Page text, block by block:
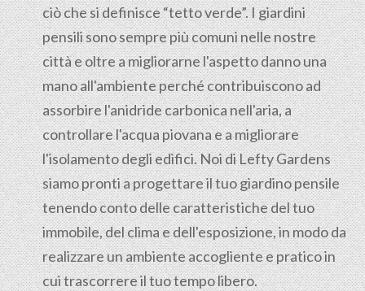
ciò che si definisce “tetto verde”. I giardini
pensili sono sempre più comuni nelle nostre
città e oltre a migliorarne l'aspetto danno una
mano all'ambiente perché contribuiscono ad
assorbire l'anidride carbonica nell'aria, a
controllare l'acqua piovana e a migliorare
l'isolamento degli edifici. Noi di Lefty Gardens
siamo pronti a progettare il tuo giardino pensile
tenendo conto delle caratteristiche del tuo
immobile, del clima e dell'esposizione, in modo da
realizzare un ambiente accogliente e pratico in
cui trascorrere il tuo tempo libero.